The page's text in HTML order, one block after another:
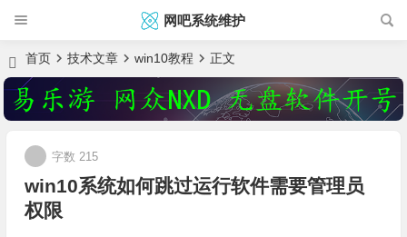
网吧系统维护
首页 技术文章 win10教程 正文
win10系统如何跳过运行软件需要管理员
权限
字数 215